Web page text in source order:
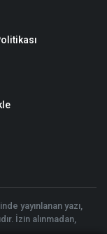
yayınlanan yazı,
İzin alınmadan,